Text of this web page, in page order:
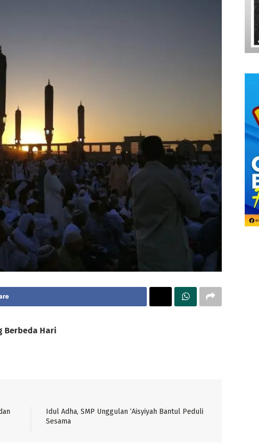
Berbeda Hari
Idul Adha, SMP Unggulan ‘Aisyiyah Bantul Peduli
Sesama